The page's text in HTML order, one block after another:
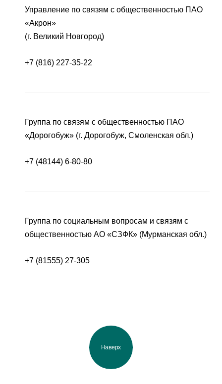
Управление по связям с общественностью ПАО
«Акрон»
(г. Великий Новгород)
+7 (816) 227-35-22
Группа по связям с общественностью ПАО
«Дорогобуж» (г. Дорогобуж, Смоленская обл.)
+7 (48144) 6-80-80
Группа по социальным вопросам и связям с
общественностью АО «СЗФК» (Мурманская обл.)
+7 (81555) 27-305
Наверх